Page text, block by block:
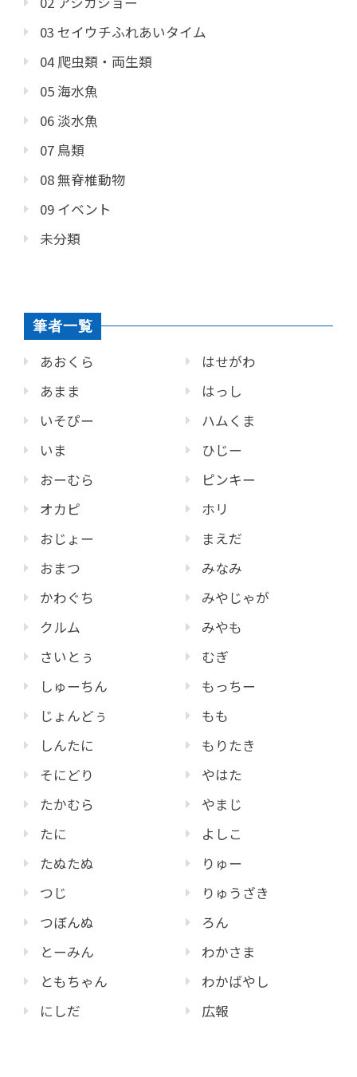
03 セイウチふれあいタイム
04 爬虫類・両生類
05 海水魚
06 淡水魚
07 鳥類
08 無脊椎動物
09 イベント
未分類
筆者一覧
あおくら
あまま
いそぴー
いま
おーむら
オカピ
おじょー
おまつ
かわぐち
クルム
さいとぅ
しゅーちん
じょんどぅ
しんたに
そにどり
たかむら
たに
たぬたぬ
つじ
つぼんぬ
とーみん
ともちゃん
にしだ
はせがわ
はっし
ハムくま
ひじー
ピンキー
ホリ
まえだ
みなみ
みやじゃが
みやも
むぎ
もっちー
もも
もりたき
やはた
やまじ
よしこ
りゅー
りゅうざき
ろん
わかさま
わかばやし
広報